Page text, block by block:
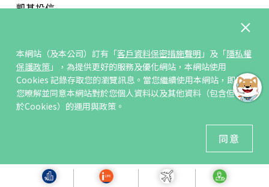
本網站（及本公司）訂有「客戶資料保密措施聲明 」及「隱私權
保護政策」，為提供更好的服務及優化網站，本網站使用
Cookies 記錄存取您的瀏覽訊息。當您繼續使用本網站，即表示
您暸解並同意本網站對於您個人資料以及其他資料（包含但不限
於Cookies）的運用與政策。
同意
凱基投信
訂閱/取消電子報